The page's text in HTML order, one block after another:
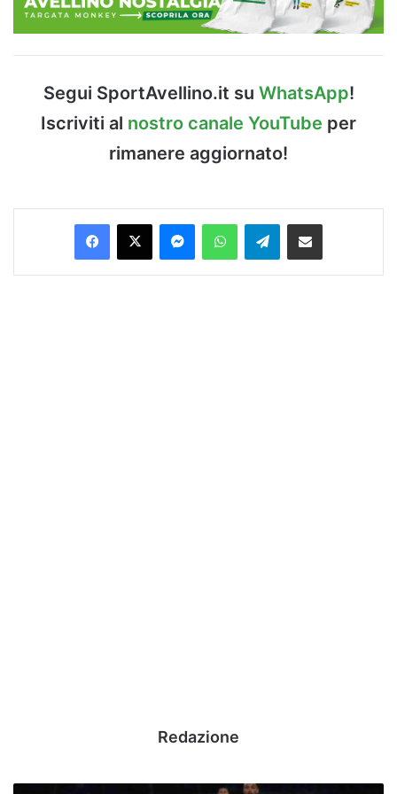
Segui SportAvellino.it su WhatsApp!
Iscriviti al nostro canale YouTube per
rimanere aggiornato!
Facebook
X MessengerWhatsAppTelegramCondividi via Email
Redazione